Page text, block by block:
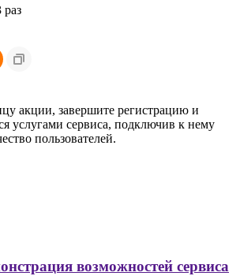
раз
акции, завершите регистрацию и
услугами сервиса, подключив к нему
пользователей.
возможностей сервиса